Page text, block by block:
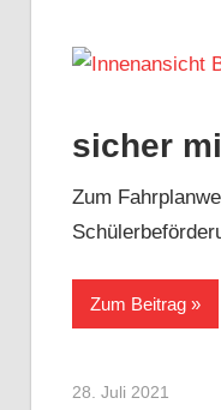
sicher
Zum
Zum Beitrag
28. Juli 2021